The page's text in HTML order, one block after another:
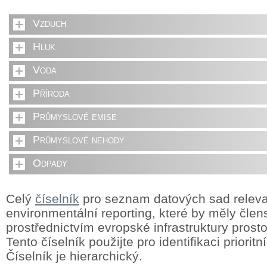
Vzduch
Hluk
Voda
Příroda
Průmyslové emise
Průmyslové nehody
Odpady
Celý číselník pro seznam datových sad
environmentální reporting, které by měly
prostřednictvím evropské infrastruktury
Tento číselník použijte pro identifikaci
Číselník je hierarchický.